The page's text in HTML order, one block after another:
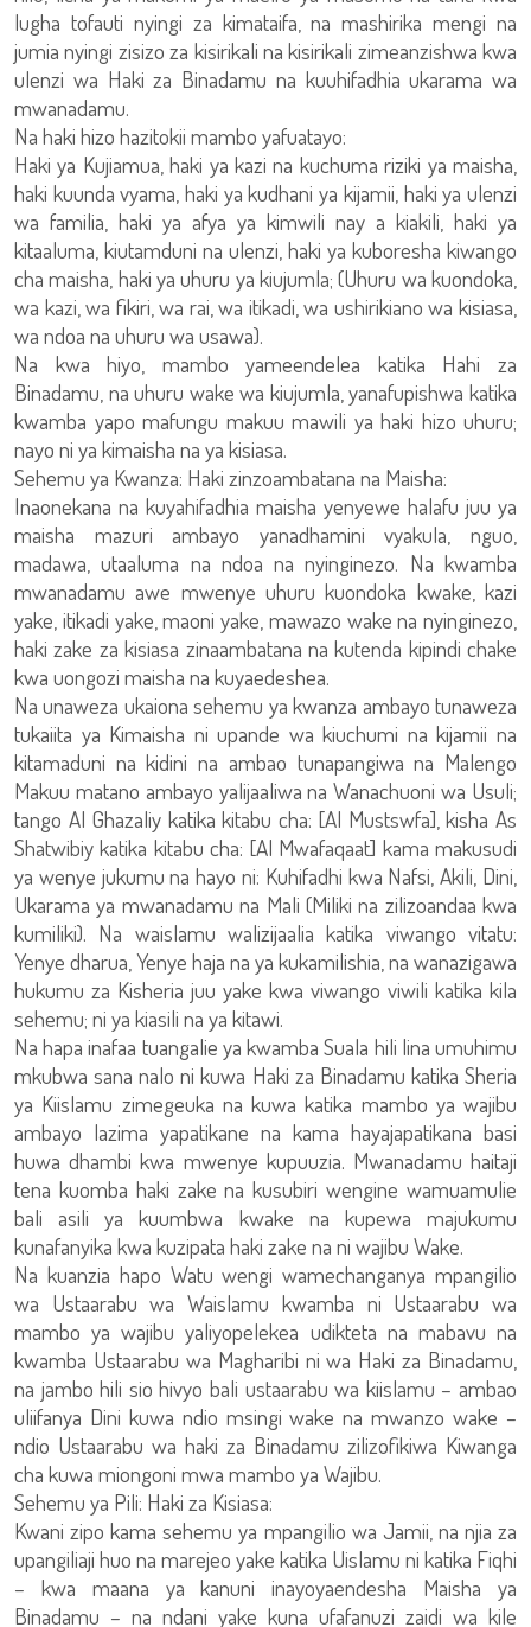
lugha tofauti nyingi za kimataifa, na mashirika mengi na
jumia nyingi zisizo za kisirikali na kisirikali zimeanzishwa kwa
ulenzi wa Haki za Binadamu na kuuhifadhia ukarama wa
mwanadamu.
Na haki hizo hazitokii mambo yafuatayo:
Haki ya Kujiamua, haki ya kazi na kuchuma riziki ya maisha,
haki kuunda vyama, haki ya kudhani ya kijamii, haki ya ulenzi
wa familia, haki ya afya ya kimwili nay a kiakili, haki ya
kitaaluma, kiutamduni na ulenzi, haki ya kuboresha kiwango
cha maisha, haki ya uhuru ya kiujumla; (Uhuru wa kuondoka,
wa kazi, wa fikiri, wa rai, wa itikadi, wa ushirikiano wa kisiasa,
wa ndoa na uhuru wa usawa).
Na kwa hiyo, mambo yameendelea katika Hahi za
Binadamu, na uhuru wake wa kiujumla, yanafupishwa katika
kwamba yapo mafungu makuu mawili ya haki hizo uhuru;
nayo ni ya kimaisha na ya kisiasa.
Sehemu ya Kwanza: Haki zinzoambatana na Maisha:
Inaonekana na kuyahifadhia maisha yenyewe halafu juu ya
maisha mazuri ambayo yanadhamini vyakula, nguo,
madawa, utaaluma na ndoa na nyinginezo. Na kwamba
mwanadamu awe mwenye uhuru kuondoka kwake, kazi
yake, itikadi yake, maoni yake, mawazo wake na nyinginezo,
haki zake za kisiasa zinaambatana na kutenda kipindi chake
kwa uongozi maisha na kuyaedeshea.
Na unaweza ukaiona sehemu ya kwanza ambayo tunaweza
tukaiita ya Kimaisha ni upande wa kiuchumi na kijamii na
kitamaduni na kidini na ambao tunapangiwa na Malengo
Makuu matano ambayo yalijaaliwa na Wanachuoni wa Usuli;
tango Al Ghazaliy katika kitabu cha: [Al Mustswfa], kisha As
Shatwibiy katika kitabu cha: [Al Mwafaqaat] kama makusudi
ya wenye jukumu na hayo ni: Kuhifadhi kwa Nafsi, Akili, Dini,
Ukarama ya mwanadamu na Mali (Miliki na zilizoandaa kwa
kumiliki). Na waislamu walizijaalia katika viwango vitatu:
Yenye dharua, Yenye haja na ya kukamilishia, na wanazigawa
hukumu za Kisheria juu yake kwa viwango viwili katika kila
sehemu; ni ya kiasili na ya kitawi.
Na hapa inafaa tuangalie ya kwamba Suala hili lina umuhimu
mkubwa sana nalo ni kuwa Haki za Binadamu katika Sheria
ya Kiislamu zimegeuka na kuwa katika mambo ya wajibu
ambayo lazima yapatikane na kama hayajapatikana basi
huwa dhambi kwa mwenye kupuuzia. Mwanadamu haitaji
tena kuomba haki zake na kusubiri wengine wamuamulie
bali asili ya kuumbwa kwake na kupewa majukumu
kunafanyika kwa kuzipata haki zake na ni wajibu Wake.
Na kuanzia hapo Watu wengi wamechanganya mpangilio
wa Ustaarabu wa Waislamu kwamba ni Ustaarabu wa
mambo ya wajibu yaliyopelekea udikteta na mabavu na
kwamba Ustaarabu wa Magharibi ni wa Haki za Binadamu,
na jambo hili sio hivyo bali ustaarabu wa kiislamu – ambao
uliifanya Dini kuwa ndio msingi wake na mwanzo wake –
ndio Ustaarabu wa haki za Binadamu zilizofikiwa Kiwanga
cha kuwa miongoni mwa mambo ya Wajibu.
Sehemu ya Pili: Haki za Kisiasa:
Kwani zipo kama sehemu ya mpangilio wa Jamii, na njia za
upangiliaji huo na marejeo yake katika Uislamu ni katika Fiqhi
– kwa maana ya kanuni inayoyaendesha Maisha ya
Binadamu – na ndani yake kuna ufafanuzi zaidi wa kile